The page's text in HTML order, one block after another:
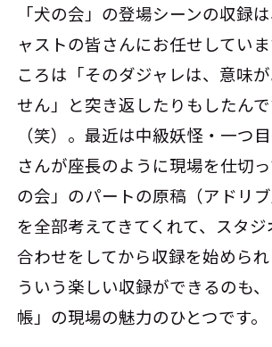
「犬の会」の登場シーンの収録
ャストの皆さんにお任せしてい
ころは「そのダジャレは、意味
せん」と突き返したりもしたん
（笑）。最近は中級妖怪・一つ
さんが座長のように現場を仕切
の会」のパートの原稿（アドリブ
を全部考えてきてくれて、スタ
合わせをしてから収録を始めら
ういう楽しい収録ができるのも
帳」の現場の魅力のひとつです。